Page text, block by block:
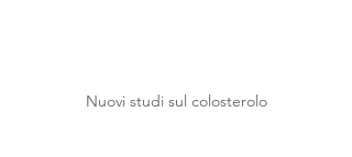
Nuovi studi sul colosterolo